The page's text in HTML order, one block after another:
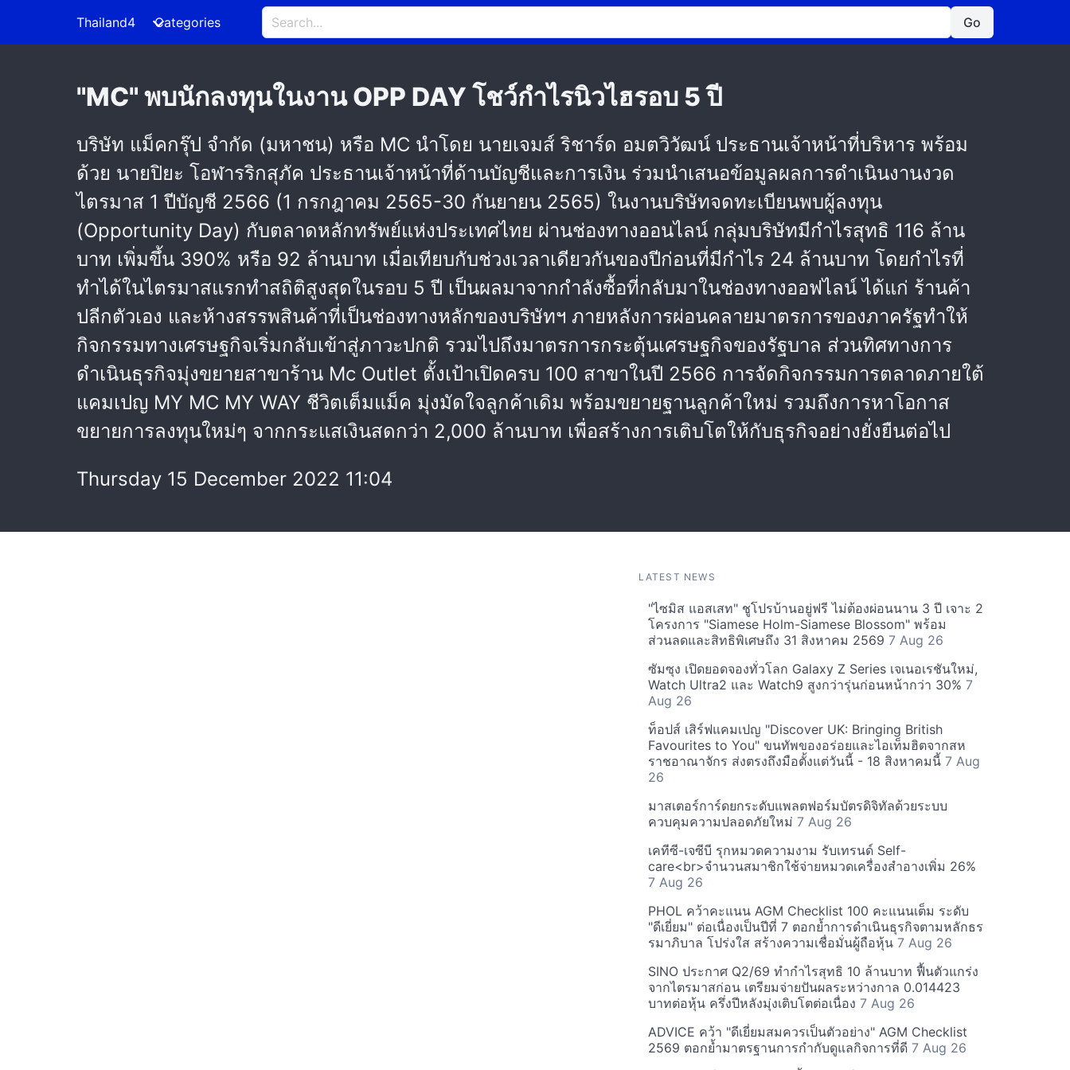
Thailand4 Categories Go
"MC" พบนักลงทุนในงาน OPP DAY โชว์กำไรนิวไฮรอบ 5 ปี
บริษัท แม็คกรุ๊ป จำกัด (มหาชน) หรือ MC นำโดย นายเจมส์ ริชาร์ด อมตวิวัฒน์ ประธานเจ้าหน้าที่บริหาร พร้อม
ด้วย นายปิยะ โอฬารริกสุภัค ประธานเจ้าหน้าที่ด้านบัญชีและการเงิน ร่วมนำเสนอข้อมูลผลการดำเนินงานงวด
ไตรมาส 1 ปีบัญชี 2566 (1 กรกฎาคม 2565-30 กันยายน 2565) ในงานบริษัทจดทะเบียนพบผู้ลงทุน
(Opportunity Day) กับตลาดหลักทรัพย์แห่งประเทศไทย ผ่านช่องทางออนไลน์ กลุ่มบริษัทมีกำไรสุทธิ 116 ล้าน
บาท เพิ่มขึ้น 390% หรือ 92 ล้านบาท เมื่อเทียบกับช่วงเวลาเดียวกันของปีก่อนที่มีกำไร 24 ล้านบาท โดยกำไรที่
ทำได้ในไตรมาสแรกทำสถิติสูงสุดในรอบ 5 ปี เป็นผลมาจากกำลังซื้อที่กลับมาในช่องทางออฟไลน์ ได้แก่ ร้านค้า
ปลีกตัวเอง และห้างสรรพสินค้าที่เป็นช่องทางหลักของบริษัทฯ ภายหลังการผ่อนคลายมาตรการของภาครัฐทำให้
กิจกรรมทางเศรษฐกิจเริ่มกลับเข้าสู่ภาวะปกติ รวมไปถึงมาตรการกระตุ้นเศรษฐกิจของรัฐบาล ส่วนทิศทางการ
ดำเนินธุรกิจมุ่งขยายสาขาร้าน Mc Outlet ตั้งเป้าเปิดครบ 100 สาขาในปี 2566 การจัดกิจกรรมการตลาดภายใต้
แคมเปญ MY MC MY WAY ชีวิตเต็มแม็ค มุ่งมัดใจลูกค้าเดิม พร้อมขยายฐานลูกค้าใหม่ รวมถึงการหาโอกาส
ขยายการลงทุนใหม่ๆ จากกระแสเงินสดกว่า 2,000 ล้านบาท เพื่อสร้างการเติบโตให้กับธุรกิจอย่างยั่งยืนต่อไป
Thursday 15 December 2022 11:04
LATEST NEWS
"ไซมิส แอสเสท" ชูโปรบ้านอยู่ฟรี ไม่ต้องผ่อนนาน 3 ปี เจาะ 2
โครงการ "Siamese Holm-Siamese Blossom" พร้อม
ส่วนลดและสิทธิพิเศษถึง 31 สิงหาคม 2569 7 Aug 26
ซัมซุง เปิดยอดจองทั่วโลก Galaxy Z Series เจเนอเรชันใหม่,
Watch Ultra2 และ Watch9 สูงกว่ารุ่นก่อนหน้ากว่า 30% 7
Aug 26
ท็อปส์ เสิร์ฟแคมเปญ "Discover UK: Bringing British
Favourites to You" ขนทัพของอร่อยและไอเท็มฮิตจากสห
ราชอาณาจักร ส่งตรงถึงมือตั้งแต่วันนี้ - 18 สิงหาคมนี้ 7 Aug
26
มาสเตอร์การ์ดยกระดับแพลตฟอร์มบัตรดิจิทัลด้วยระบบ
ควบคุมความปลอดภัยใหม่ 7 Aug 26
เคทีซี-เจซีบี รุกหมวดความงาม รับเทรนด์ Self-
care<br>จำนวนสมาชิกใช้จ่ายหมวดเครื่องสำอางเพิ่ม 26%
7 Aug 26
PHOL คว้าคะแนน AGM Checklist 100 คะแนนเต็ม ระดับ
"ดีเยี่ยม" ต่อเนื่องเป็นปีที่ 7 ตอกย้ำการดำเนินธุรกิจตามหลักธร
รมาภิบาล โปร่งใส สร้างความเชื่อมั่นผู้ถือหุ้น 7 Aug 26
SINO ประกาศ Q2/69 ทำกำไรสุทธิ 10 ล้านบาท ฟื้นตัวแกร่ง
จากไตรมาสก่อน เตรียมจ่ายปันผลระหว่างกาล 0.014423
บาทต่อหุ้น ครึ่งปีหลังมุ่งเติบโตต่อเนื่อง 7 Aug 26
ADVICE คว้า "ดีเยี่ยมสมควรเป็นตัวอย่าง" AGM Checklist
2569 ตอกย้ำมาตรฐานการกำกับดูแลกิจการที่ดี 7 Aug 26